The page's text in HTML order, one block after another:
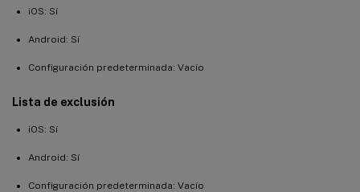
iOS: Sí
Android: Sí
Configuración predeterminada: Vacío
Lista de exclusión
iOS: Sí
Android: Sí
Configuración predeterminada: Vacío